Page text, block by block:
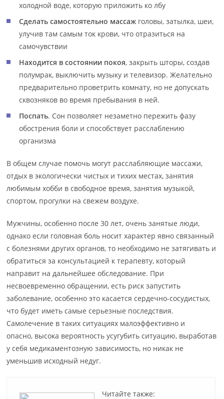
холодной воде, которую приложить ко лбу
Сделать самостоятельно массаж головы, затылка, шеи,
улучив там самым ток крови, что отразиться на
самочувствии
Находится в состоянии покоя, закрыть шторы, создав
полумрак, выключить музыку и телевизор. Желательно
предварительно проветрить комнату, но не допускать
сквозняков во время пребывания в ней.
Поспать. Сон позволяет незаметно пережить фазу
обострения боли и способствует расслаблению
организма
В общем случае помочь могут расслабляющие массажи,
отдых в экологически чистых и тихих местах, занятия
любимым хобби в свободное время, занятия музыкой,
спортом, прогулки на свежем воздухе.
Мужчины, особенно после 30 лет, очень занятые люди,
однако если головная боль носит характер явно связанный
с болезнями других органов, то необходимо не затягивать и
обратиться за консультацией к терапевту, который
направит на дальнейшее обследование. При
несвоевременно обращении, есть риск запустить
заболевание, особенно это касается сердечно-сосудистых,
что будет иметь самые серьезные последствия.
Самолечение в таких ситуациях малоэффективно и
опасно, высока вероятность усугубить ситуацию, выработав
у себя медикаментозную зависимость, но никак не
уменьшив исходный недуг.
Читайте также: